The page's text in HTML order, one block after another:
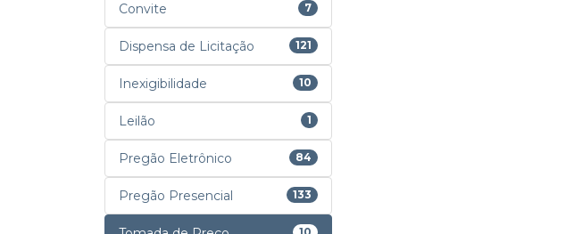
Convite 7
Dispensa de Licitação 121
Inexigibilidade 10
Leilão 1
Pregão Eletrônico 84
Pregão Presencial 133